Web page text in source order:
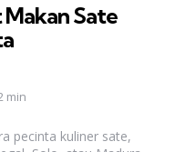
Makan Sate
min
pecinta kuliner sate,